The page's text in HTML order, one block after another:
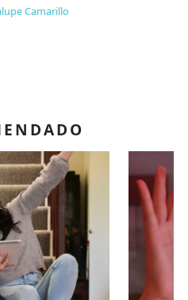
Camarillo